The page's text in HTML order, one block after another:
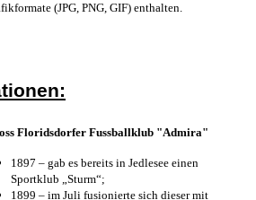
(JPG, PNG, GIF) enthalten.
Floridsdorfer Fussballklub "Admira"
1897 – gab es bereits in Jedlesee einen
Sportklub „Sturm“;
1899 – im Juli fusionierte sich dieser mit